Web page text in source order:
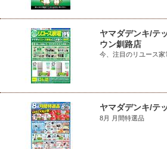
ヤマダデンキ/テ
ウン釧路店
今、注目のリユース家
ヤマダデンキ/テ
8月 月間特選品